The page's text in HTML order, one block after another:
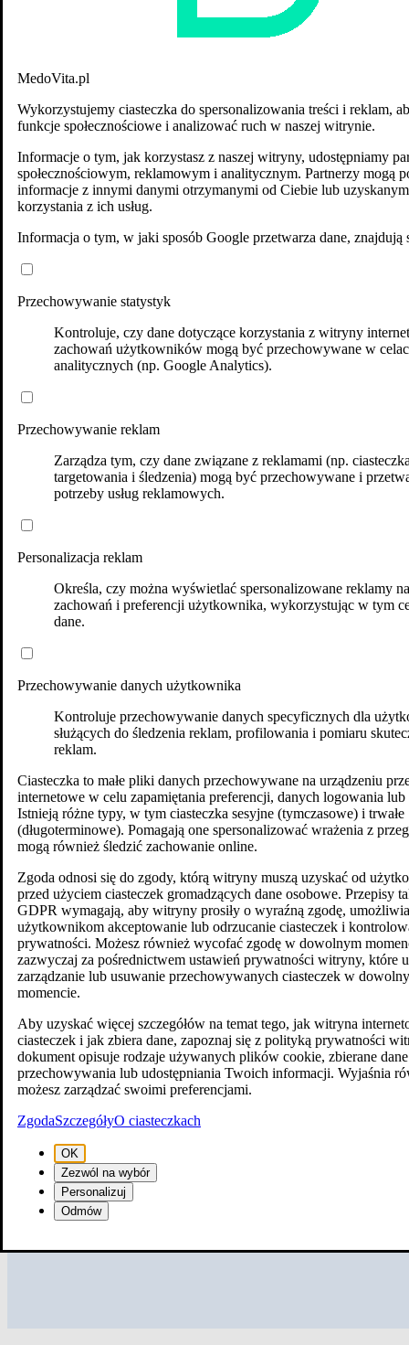
MedoVita.pl
Wykorzystujemy ciasteczka do spersonalizowania treści i reklam,
funkcje społecznościowe i analizować ruch w naszej witrynie.
Informacje o tym, jak korzystasz z naszej witryny, udostępniamy
społecznościowym, reklamowym i analitycznym. Partnerzy mogą
informacje z innymi danymi otrzymanymi od Ciebie lub
korzystania z ich usług.
Informacja o tym, w jaki sposób Google przetwarza dane, znajdują
Przechowywanie statystyk
Kontroluje, czy dane dotyczące korzystania z witryny
zachowań użytkowników mogą być przechowywane w
analitycznych (np. Google Analytics).
Przechowywanie reklam
Zarządza tym, czy dane związane z reklamami (np.
targetowania i śledzenia) mogą być przechowywane i
potrzeby usług reklamowych.
Personalizacja reklam
Określa, czy można wyświetlać spersonalizowane reklamy
zachowań i preferencji użytkownika, wykorzystując w tym
dane.
Przechowywanie danych użytkownika
Kontroluje przechowywanie danych specyficznych dla
służących do śledzenia reklam, profilowania i pomiaru
reklam.
Ciasteczka to małe pliki danych przechowywane na urządzeniu
internetowe w celu zapamiętania preferencji, danych logowania lub
Istnieją różne typy, w tym ciasteczka sesyjne (tymczasowe) i trwałe
(długoterminowe). Pomagają one spersonalizować wrażenia z
mogą również śledzić zachowanie online.
Zgoda odnosi się do zgody, którą witryny muszą uzyskać od
przed użyciem ciasteczek gromadzących dane osobowe. Przepisy
GDPR wymagają, aby witryny prosiły o wyraźną zgodę,
użytkownikom akceptowanie lub odrzucanie ciasteczek i
prywatności. Możesz również wycofać zgodę w dowolnym
zazwyczaj za pośrednictwem ustawień prywatności witryny, które
zarządzanie lub usuwanie przechowywanych ciasteczek w
momencie.
Aby uzyskać więcej szczegółów na temat tego, jak witryna
ciasteczek i jak zbiera dane, zapoznaj się z polityką prywatności
dokument opisuje rodzaje używanych plików cookie, zbierane
przechowywania lub udostępniania Twoich informacji. Wyjaśnia
możesz zarządzać swoimi preferencjami.
ZgodaSzczegółyO ciasteczkach
OK
Zezwól na wybór
Personalizuj
Odmów